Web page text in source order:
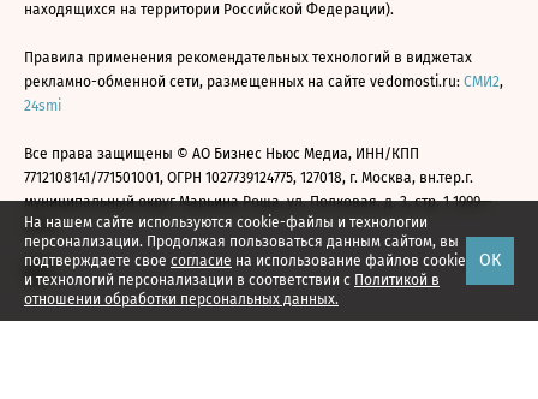
На нашем сайте используются cookie-файлы и технологии
персонализации. Продолжая пользоваться данным сайтом, вы
подтверждаете свое согласие на использование файлов cookie
и технологий персонализации в соответствии с Политикой в
отношении обработки персональных данных.
ОК
находящихся на территории Российской Федерации).
Правила применения рекомендательных технологий в виджетах
рекламно-обменной сети, размещенных на сайте vedomosti.ru: СМИ2,
24smi
Все права защищены © АО Бизнес Ньюс Медиа, ИНН/КПП
7712108141/771501001, ОГРН 1027739124775, 127018, г. Москва, вн.тер.г.
муниципальный округ Марьина Роща, ул. Полковая, д. 3, стр. 1 1999—
2026